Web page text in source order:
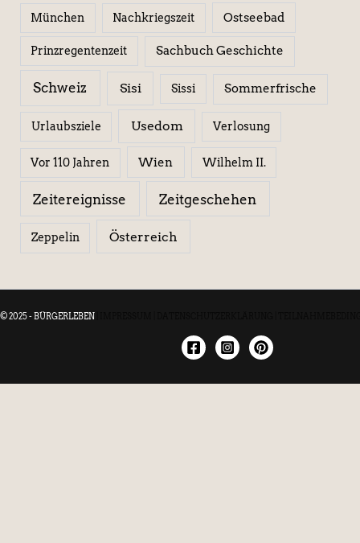
München Nachkriegszeit Ostseebad
Prinzregentenzeit Sachbuch Geschichte
Schweiz Sisi Sissi Sommerfrische
Urlaubsziele Usedom Verlosung
Vor 110 Jahren Wien Wilhelm II.
Zeitereignisse Zeitgeschehen
Zeppelin Österreich
© 2025 - BÜRGERLEBEN